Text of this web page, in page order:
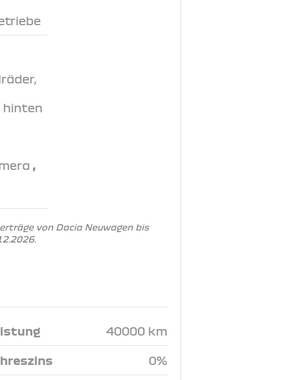
hinten
,
von Dacia Neuwagen bis
40000 km
0%